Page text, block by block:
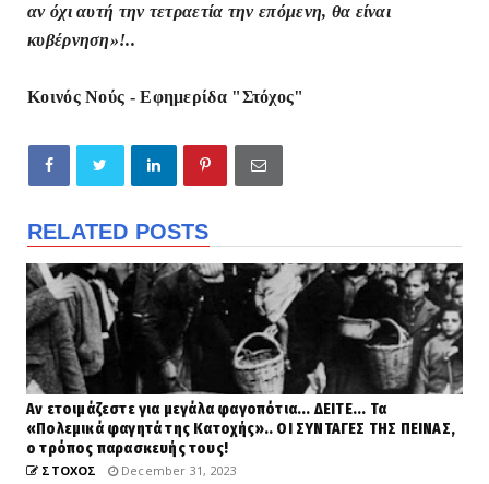
αν όχι αυτή την τετραετία την επόμενη, θα είναι
κυβέρνηση»!..
Κοινός Νούς - Εφημερίδα "Στόχος"
RELATED POSTS
Αν ετοιμάζεστε για μεγάλα φαγοπότια... ΔΕΙΤΕ... Τα
«Πολεμικά φαγητά της Κατοχής».. ΟΙ ΣΥΝΤΑΓΕΣ ΤΗΣ ΠΕΙΝΑΣ,
ο τρόπος παρασκευής τους!
ΣΤΟΧΟΣ December 31, 2023